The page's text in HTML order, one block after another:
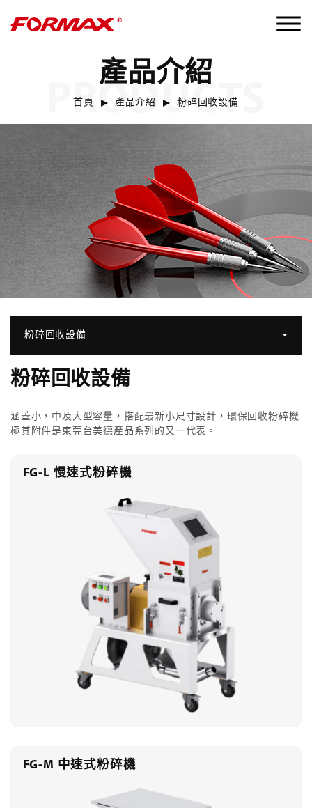
產品介紹
首頁 產品介紹 粉碎回收設備
PRODUCTS
粉碎回收設備
粉碎回收設備
涵蓋小，中及大型容量，搭配最新小尺寸設計，環保回收粉碎機
極其附件是東莞台美德產品系列的又一代表。
FG-L 慢速式粉碎機
FG-M 中速式粉碎機